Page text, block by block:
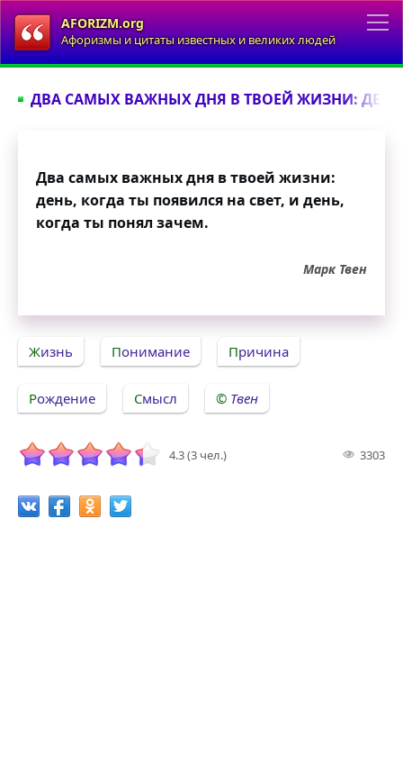
AFORIZM.org
Афоризмы и цитаты известных и великих людей
ДВА САМЫХ ВАЖНЫХ ДНЯ В ТВОЕЙ ЖИЗНИ:
Два самых важных дня в твоей жизни:
день, когда ты появился на свет, и день,
когда ты понял зачем.
Марк Твен
Жизнь Понимание Причина
Рождение Смысл Твен
4.3 (3 чел.) 3303